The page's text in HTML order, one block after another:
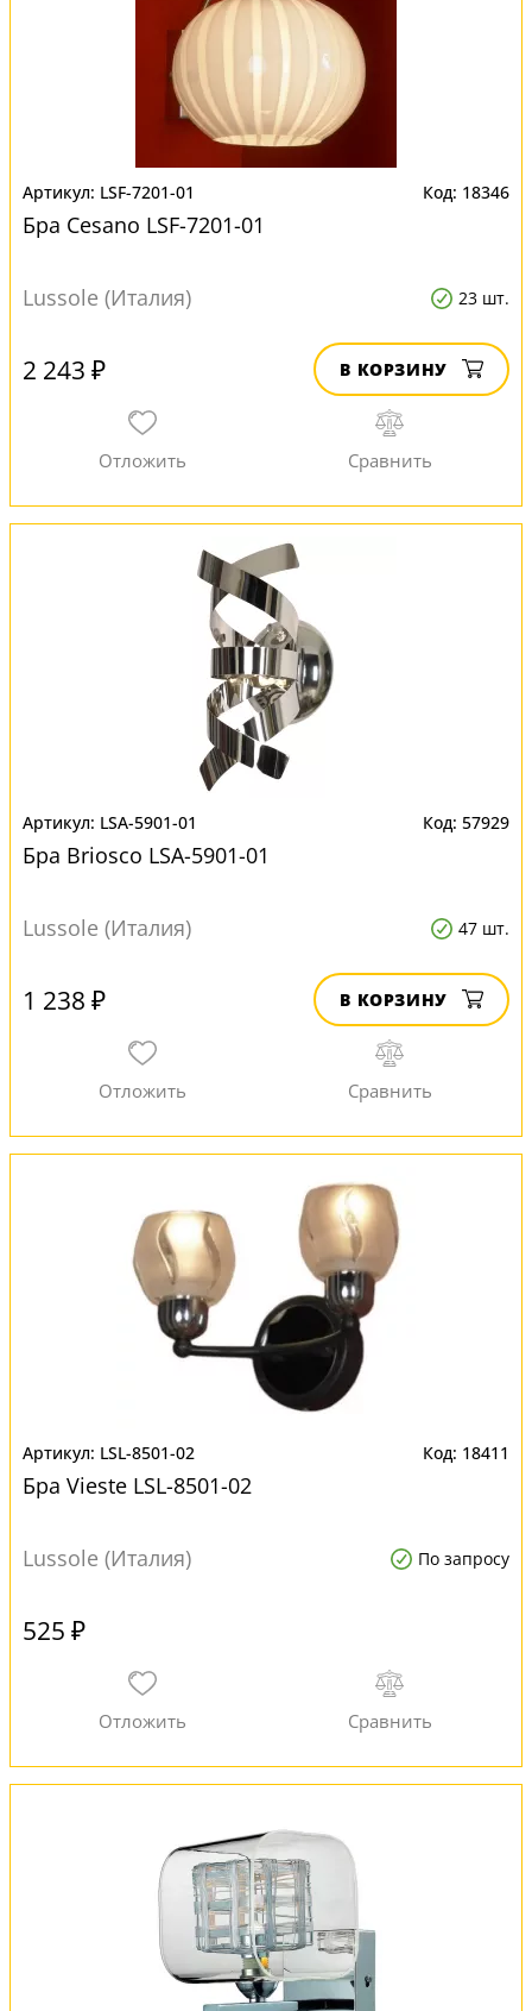
LSF-7201-01 18346
Бра Cesano LSF-7201-01
Lussole (Италия) 23 шт.
2 243 ₽ В КОРЗИНУ
LSA-5901-01 57929
Бра Briosco LSA-5901-01
Lussole (Италия) 47 шт.
1 238 ₽ В КОРЗИНУ
LSL-8501-02 18411
Бра Vieste LSL-8501-02
Lussole (Италия) По запросу
525 ₽